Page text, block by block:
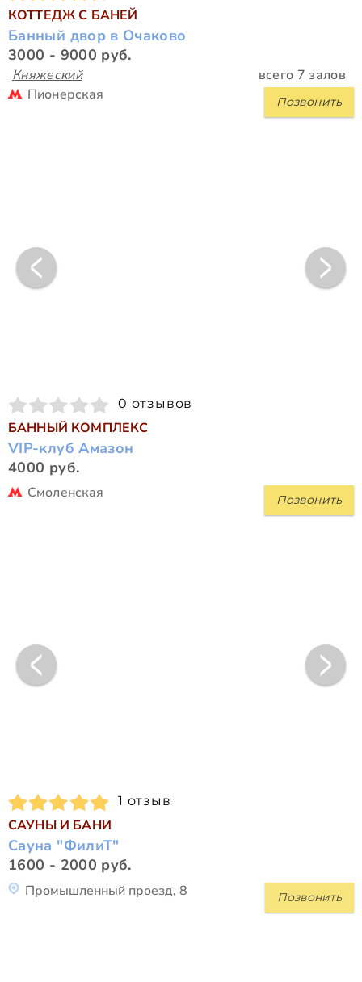
КОТТЕДЖ С БАНЕЙ
Банный двор в Очаково
3000 - 9000 руб.
Княжеский всего 7 залов
Позвонить
Пионерская
0 отзывов
БАННЫЙ КОМПЛЕКС
VIP-клуб Амазон
4000 руб.
Позвонить
Смоленская
1 отзыв
САУНЫ И БАНИ
Сауна "ФилиТ"
1600 - 2000 руб.
Позвонить
Промышленный проезд, 8